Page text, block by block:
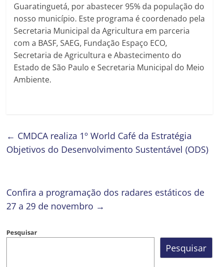
Guaratinguetá, por abastecer 95% da população do
nosso município. Este programa é coordenado pela
Secretaria Municipal da Agricultura em parceria
com a BASF, SAEG, Fundação Espaço ECO,
Secretaria de Agricultura e Abastecimento do
Estado de São Paulo e Secretaria Municipal do Meio
Ambiente.
← CMDCA realiza 1º World Café da Estratégia
Objetivos do Desenvolvimento Sustentável (ODS)
Confira a programação dos radares estáticos de
27 a 29 de novembro →
Pesquisar
Pesquisar